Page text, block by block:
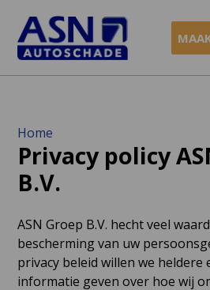
Naar
inhoud
Home
Privacy policy
B.V.
ASN Groep B.V. hecht veel
bescherming van uw
privacy beleid willen we
informatie geven over hoe wij